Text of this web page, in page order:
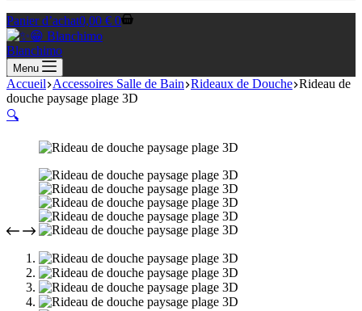
Panier d’achat0,00 € 0
Blanchimo
Menu
Accueil Accessoires Salle de Bain Rideaux de Douche Rideau de
douche paysage plage 3D
🔍